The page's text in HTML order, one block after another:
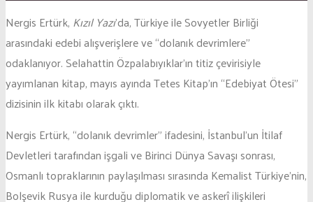
Nergis Ertürk, Kızıl Yazı’da, Türkiye ile Sovyetler Birliği
arasındaki edebi alışverişlere ve “dolanık devrimlere”
odaklanıyor. Selahattin Özpalabıyıklar’ın titiz çevirisiyle
yayımlanan kitap, mayıs ayında Tetes Kitap’ın “Edebiyat Ötesi”
dizisinin ilk kitabı olarak çıktı.
Nergis Ertürk, “dolanık devrimler” ifadesini, İstanbul’un İtilaf
Devletleri tarafından işgali ve Birinci Dünya Savaşı sonrası,
Osmanlı topraklarının paylaşılması sırasında Kemalist Türkiye’nin,
Bolşevik Rusya ile kurduğu diplomatik ve askerî ilişkileri